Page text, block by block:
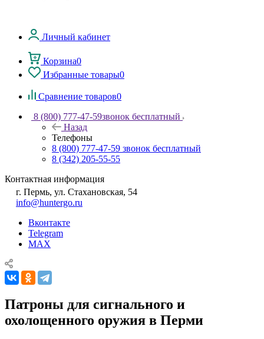
Личный кабинет
Корзина0
Избранные товары0
Сравнение товаров0
8 (800) 777-47-59звонок бесплатный
Назад
Телефоны
8 (800) 777-47-59 звонок бесплатный
8 (342) 205-55-55
Контактная информация
г. Пермь, ул. Стахановская, 54
info@huntergo.ru
Вконтакте
Telegram
MAX
Патроны для сигнального и
охолощенного оружия в Перми